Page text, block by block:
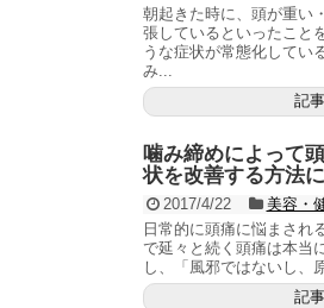
朝起きた時に、頭が重い
張しているといったこと
うな症状が常態化してい
み...
記
噛み締めによって
状を改善する方法
2017/4/22
美容・
日常的に頭痛に悩まされ
で延々と続く頭痛は本当
し、「風邪ではないし、
記